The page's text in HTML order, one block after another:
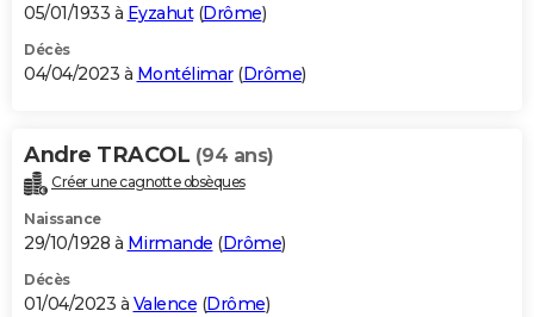
05/01/1933 à Eyzahut(Drôme)
Décès
04/04/2023 à Montélimar(Drôme)
Andre TRACOL (94 ans)
Créer une cagnotte obsèques
Naissance
29/10/1928 à Mirmande (Drôme)
Décès
01/04/2023 à Valence (Drôme)